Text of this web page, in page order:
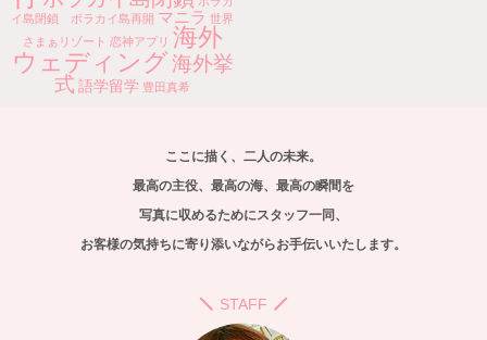
イ島閉鎖 ボラカイ島再開 マニラ 世界
さまぁリゾート 恋神アプリ 海外
ウェディング海外挙
式 語学留学 豊田真希
ここに描く、二人の未来。
最高の主役、最高の海、最高の瞬間を
写真に収めるためにスタッフ一同、
お客様の気持ちに寄り添いながらお手伝いいたします。
STAFF